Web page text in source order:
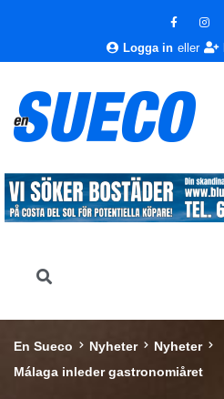
Logga in eller
En Sueco Nyheter
Nyheter
Málaga inleder gastronomiåret